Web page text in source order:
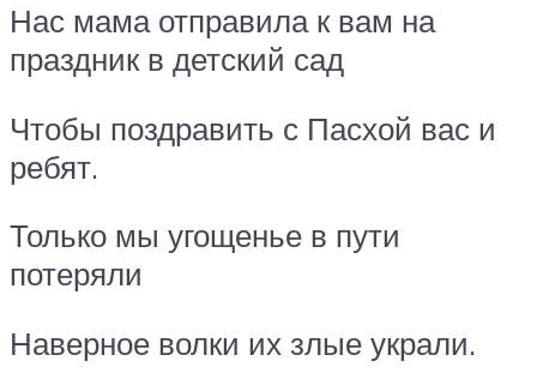
Нас мама отправила к вам на
праздник в детский сад
Чтобы поздравить с Пасхой вас и
ребят.
Только мы угощенье в пути
потеряли
Наверное волки их злые украли.